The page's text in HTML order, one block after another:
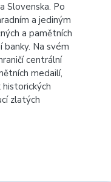
Slovenska. Po
a jediným
a pamětních
Na svém
centrální
medailí,
zlatých